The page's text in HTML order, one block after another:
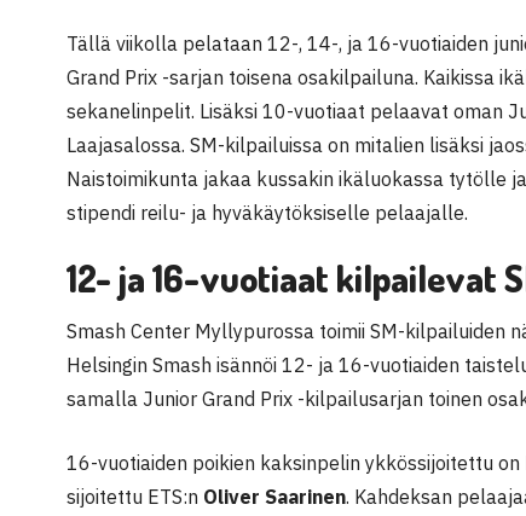
Tällä viikolla pelataan 12-, 14-, ja 16-vuotiaiden
Grand Prix -sarjan toisena osakilpailuna. Kaikissa
sekanelinpelit. Lisäksi 10-vuotiaat pelaavat oman
Laajasalossa. SM-kilpailuissa on mitalien lisäksi
Naistoimikunta jakaa kussakin ikäluokassa tytölle
stipendi reilu- ja hyväkäytöksiselle pelaajalle.
12- ja 16-vuotiaat kilpailevat
Smash Center Myllypurossa toimii SM-kilpailuiden
Helsingin Smash isännöi 12- ja 16-vuotiaiden
samalla Junior Grand Prix -kilpailusarjan toinen
16-vuotiaiden poikien kaksinpelin ykkössijoitettu on
sijoitettu ETS:n Oliver Saarinen. Kahdeksan